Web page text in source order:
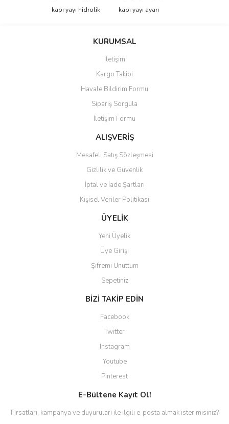
Yorum Yaz
Ürün fiyatı diğer sitelerden daha pahalı.
Bu ürüne benzer farklı alternatifler olmalı.
kapı yayı hidrolik
kapı yayı ayarı
KURUMSAL
İletişim
Kargo Takibi
Havale Bildirim Formu
Sipariş Sorgula
İletişim Formu
ALIŞVERİŞ
Mesafeli Satış Sözleşmesi
Gizlilik ve Güvenlik
İptal ve İade Şartları
Kişisel Veriler Politikası
ÜYELİK
Yeni Üyelik
Üye Girişi
Şifremi Unuttum
Sepetiniz
BİZİ TAKİP EDİN
Facebook
Twitter
Instagram
Youtube
Pinterest
E-Bültene Kayıt Ol!
Fırsatları, kampanya ve duyuruları ile ilgili e-posta almak ister misiniz?